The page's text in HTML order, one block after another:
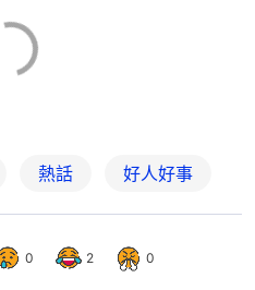
熱話 好人好事
0 2 0